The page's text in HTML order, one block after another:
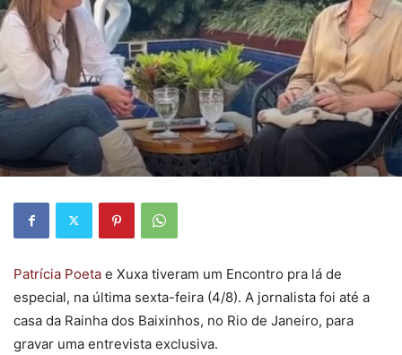
Patrícia Poeta e Xuxa tiveram um Encontro pra lá de
especial, na última sexta-feira (4/8). A jornalista foi até a
casa da Rainha dos Baixinhos, no Rio de Janeiro, para
gravar uma entrevista exclusiva.